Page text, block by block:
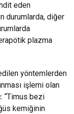
eden
durumlarda, diğer
plazma
yöntemlerden
işlemi olan
“Timus bezi
kemiğinin